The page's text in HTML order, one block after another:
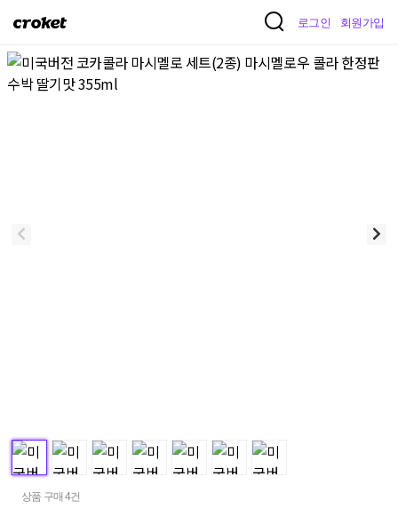
크
켓
로그인 회원가입
상품 구매 4건